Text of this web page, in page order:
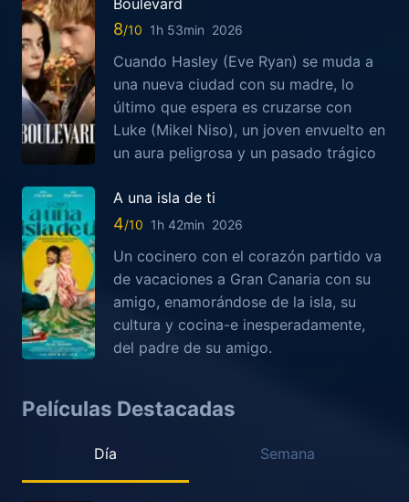
8 1h 53min 2026
Cuando Hasley (Eve Ryan) se muda a
una nueva ciudad con su madre, lo
último que espera es cruzarse con
Luke (Mikel Niso), un joven envuelto en
un aura peligrosa y un pasado trágico
A una isla de ti
4 1h 42min 2026
Un cocinero con el corazón partido va
de vacaciones a Gran Canaria con su
amigo, enamorándose de la isla, su
cultura y cocina-e inesperadamente,
del padre de su amigo.
Películas Destacadas
Día Semana